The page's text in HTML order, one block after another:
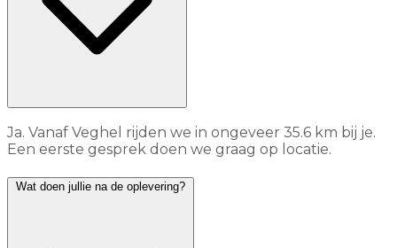
Ja. Vanaf Veghel rijden we in ongeveer 35.6 km bij je.
Een eerste gesprek doen we graag op locatie.
Wat doen jullie na de oplevering?